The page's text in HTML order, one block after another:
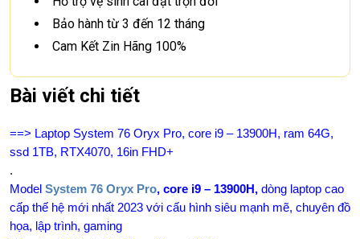
Bảo hành từ 3 đến 12 tháng
Cam Kết Zin Hãng 100%
Bài viết chi tiết
==> Laptop System 76 Oryx Pro, core i9 – 13900H, ram 64G,
ssd 1TB, RTX4070, 16in FHD+
.
Model System 76 Oryx Pro, core i9 – 13900H, dòng laptop cao
cấp thế hệ mới nhất 2023 với cấu hình siêu mạnh mẽ, chuyên đồ
họa, lập trình, gaming